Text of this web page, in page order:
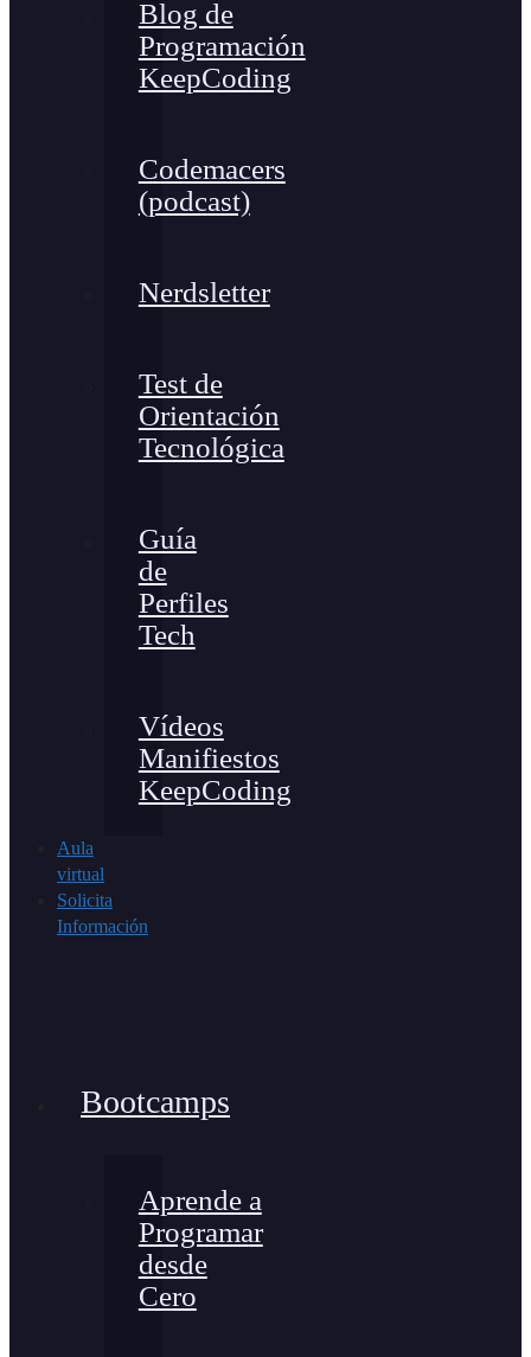
Blog de
Programación
KeepCoding
Codemacers
(podcast)
Nerdsletter
Test de
Orientación
Tecnológica
Guía
de
Perfiles
Tech
Vídeos
Manifiestos
KeepCoding
Aula
virtual
Solicita
Información
Bootcamps
Aprende a
Programar
desde
Cero